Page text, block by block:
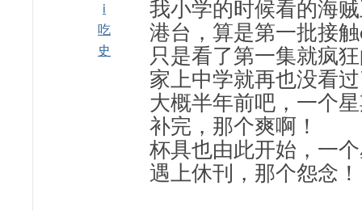
i
吃
史
我小学的时候看的海
港台，算是第一批接
只是看了第一集就疯
家上中学就再也没看
大概半年前吧，一个
补完，那个爽啊！
杯具也由此开始，一
遇上休刊，那个怨念！